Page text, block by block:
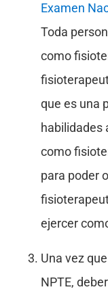
Examen
Toda
como
que es una
habilidades
como
para poder
ejercer
Una vez
NPTE,